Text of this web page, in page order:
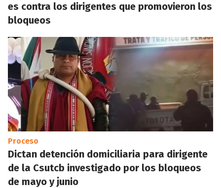
es contra los dirigentes que promovieron los
bloqueos
Proceso
Dictan detención domiciliaria para dirigente
de la Csutcb investigado por los bloqueos
de mayo y junio